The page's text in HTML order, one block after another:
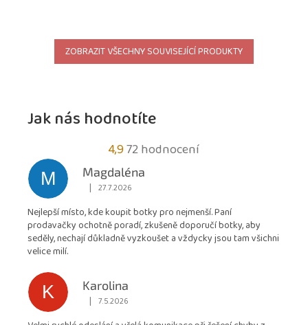
ZOBRAZIT VŠECHNY SOUVISEJÍCÍ PRODUKTY
Jak nás hodnotíte
4,9Průměrné
hodnocení
obchodu
4,9
z
72 hodnocení
M
Magdaléna
Hodnocení obchodu je 5 z 5 hvězdiček.
| 27.7.2026
Nejlepší místo, kde koupit botky pro nejmenší. Paní
prodavačky ochotně poradí, zkušeně doporučí botky, aby
seděly, nechají důkladně vyzkoušet a vždycky jsou tam všichni
velice milí.
K
Karolina
Hodnocení obchodu je 5 z 5 hvězdiček.
| 7.5.2026